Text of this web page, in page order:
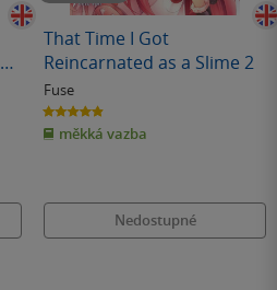
That Time I Got
Reincarnated as a Slime 2
Fuse
4.9
z
5
hvězdiček
měkká vazba
Nedostupné